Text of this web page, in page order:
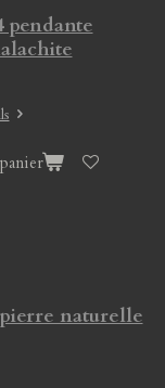
pendante
pierre naturelle